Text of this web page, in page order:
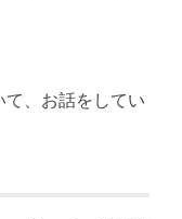
、お話をしてい